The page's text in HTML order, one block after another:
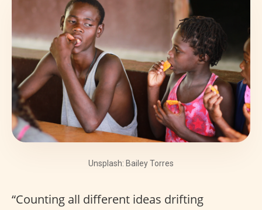
Unsplash: Bailey Torres
“Counting all different ideas drifting